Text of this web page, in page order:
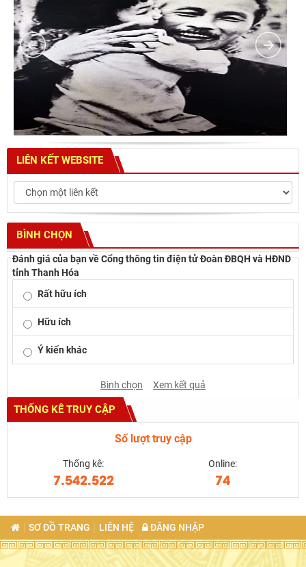
LIÊN KẾT WEBSITE
BÌNH CHỌN
Đánh giá của bạn về Cổng thông tin điện tử Đoàn ĐBQH và HĐND
tỉnh Thanh Hóa
Rất hữu ích
Hữu ích
Ý kiến khác
Bình chọn Xem kết quả
THỐNG KÊ TRUY CẬP
Số lượt truy cập
Thống kê:
7.542.522
Online:
74
SƠ ĐỒ TRANG LIÊN HỆ ĐĂNG NHẬP